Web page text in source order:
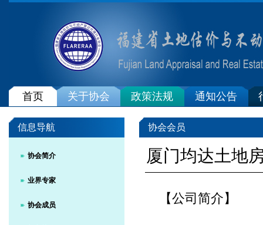
首页 关于协会 政策法规 通知公告
信息导航
协会简介
业界专家
协会成员
协会会员
厦门均达土地
【公司简介】